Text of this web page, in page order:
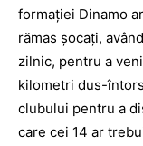
formaţiei Dinamo
rămas şocaţi,
zilnic, pentru a
kilometri dus-
clubului pentru a
care cei 14 ar